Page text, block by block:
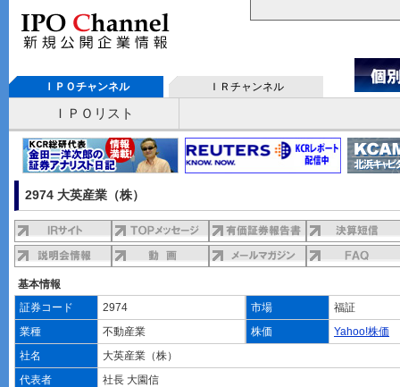
ＩＰＯチャンネル ＩＲチャンネル
ＩＰＯリスト
2974 大英産業（株）
基本情報
証券コード
2974 市場
福証
業種
不動産業 株価
Yahoo!株価
社名
大英産業（株）
代表者
社長 大園信